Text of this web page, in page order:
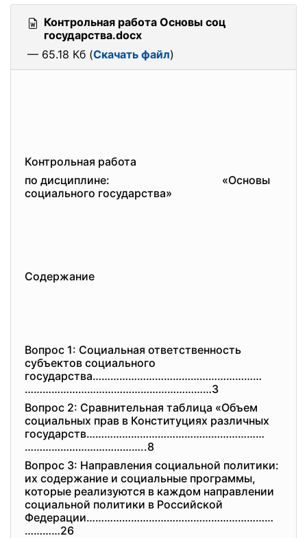
Контрольная работа Основы соц
государства.docx
— 65.18 Кб (Скачать файл)
Контрольная работа
по дисциплине:
«Основы
социального государства»
Содержание
Вопрос 1: Социальная ответственность
субъектов социального
государства…………………………………………………
………………………………………………………3
Вопрос 2: Сравнительная таблица «Объем
социальных прав в Конституциях различных
государств……………………………………………………
…………………………………..8
Вопрос 3: Направления социальной политики:
их содержание и социальные программы,
которые реализуются в каждом направлении
социальной политики в Российской
Федерации………………………………………………………
…………26